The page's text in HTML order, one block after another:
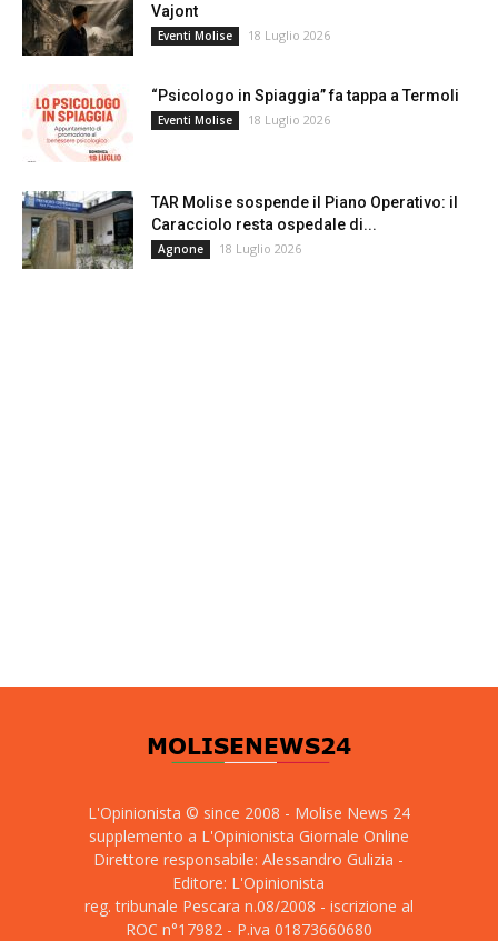
Vajont
Eventi Molise 18 Luglio 2026
“Psicologo in Spiaggia” fa tappa a Termoli
Eventi Molise 18 Luglio 2026
TAR Molise sospende il Piano Operativo: il
Caracciolo resta ospedale di...
Agnone 18 Luglio 2026
L'Opinionista © since 2008 - Molise News 24
supplemento a L'Opinionista Giornale Online
Direttore responsabile: Alessandro Gulizia -
Editore: L'Opinionista
reg. tribunale Pescara n.08/2008 - iscrizione al
ROC n°17982 - P.iva 01873660680